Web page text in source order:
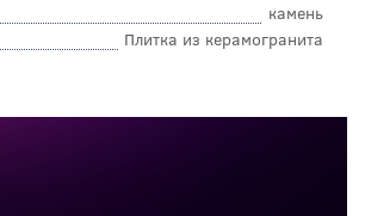
камень
Плитка из керамогранита